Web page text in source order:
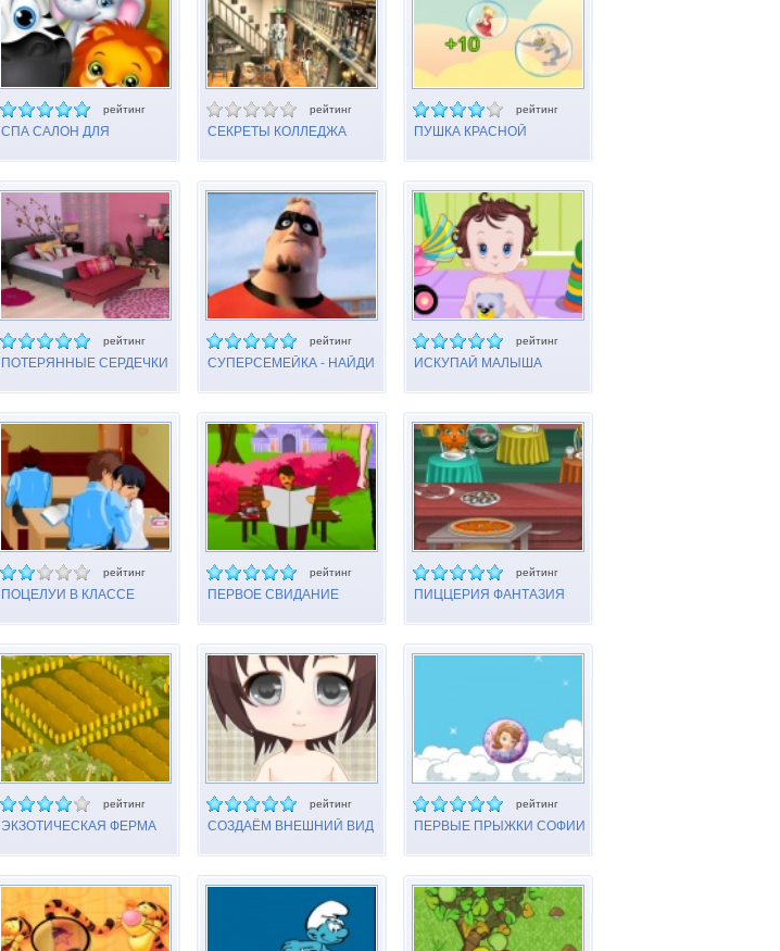
рейтинг
СПА САЛОН ДЛЯ
рейтинг
СЕКРЕТЫ КОЛЛЕДЖА
рейтинг
ПУШКА КРАСНОЙ
рейтинг
ПОТЕРЯННЫЕ СЕРДЕЧКИ
рейтинг
СУПЕРСЕМЕЙКА - НАЙДИ
рейтинг
ИСКУПАЙ МАЛЫША
рейтинг
ПОЦЕЛУИ В КЛАССЕ
рейтинг
ПЕРВОЕ СВИДАНИЕ
рейтинг
ПИЦЦЕРИЯ ФАНТАЗИЯ
рейтинг
ЭКЗОТИЧЕСКАЯ ФЕРМА
рейтинг
СОЗДАЁМ ВНЕШНИЙ ВИД
рейтинг
ПЕРВЫЕ ПРЫЖКИ СОФИИ